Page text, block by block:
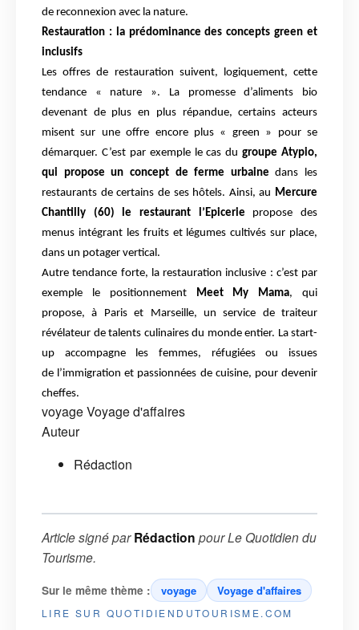
de reconnexion avec la nature.
Restauration : la prédominance des concepts green et
inclusifs
Les offres de restauration suivent, logiquement, cette
tendance « nature ». La promessed’aliments bio
devenant de plus en plus répandue, certains acteurs
misent sur une offre encore plus « green » pour se
démarquer. C’est par exemple le cas du groupe Atypio,
qui propose un concept de ferme urbaine dans les
restaurants de certains de ses hôtels. Ainsi, au Mercure
Chantilly (60) le restaurant l’Epicerie propose des
menus intégrant les fruits et légumes cultivés sur place,
dans un potager vertical.
Autre tendance forte, la restauration inclusive : c’est par
exemple le positionnement Meet My Mama, qui
propose, à Paris et Marseille, un service de traiteur
révélateur de talents culinaires du monde entier. La start-
up accompagne les femmes, réfugiées ou issues
de l’immigration et passionnées de cuisine, pour devenir
cheffes.
voyageVoyage d'affaires
Auteur
Rédaction
Article signé parRédaction pourLe Quotidien du
Tourisme.
Sur le même thème : voyage Voyage d'affaires
LIRE SUR QUOTIDIENDUTOURISME.COM